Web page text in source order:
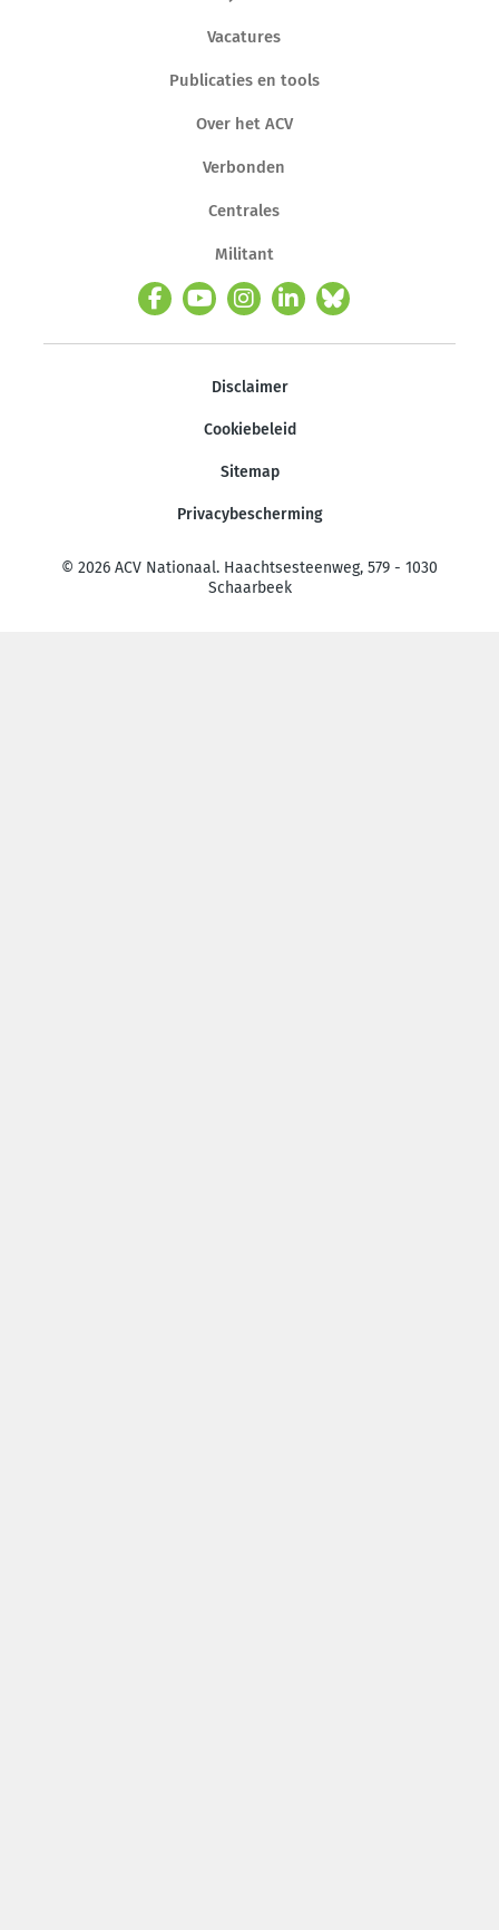
Vacatures
Publicaties en tools
Over het ACV
Verbonden
Centrales
Militant
Disclaimer
Cookiebeleid
Sitemap
Privacybescherming
© 2026 ACV Nationaal. Haachtsesteenweg, 579 - 1030
Schaarbeek